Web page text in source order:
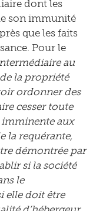
dont les
son immunité
que les faits
Pour le
au
la propriété
ordonner des
cesser toute
aux
la requérante,
démontrée par
si la société
le
elle doit être